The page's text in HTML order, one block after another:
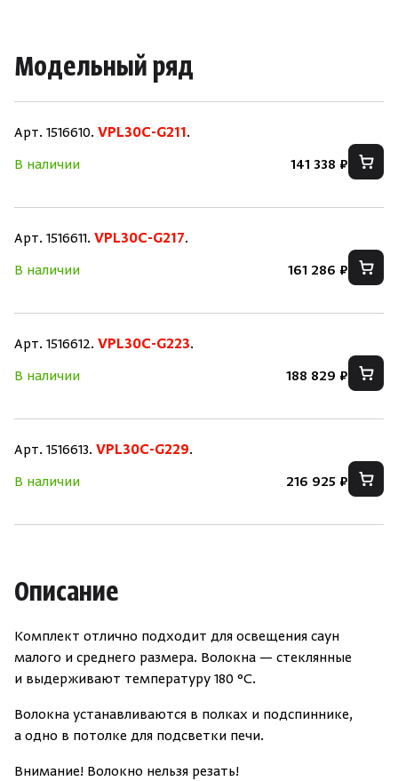
Модельный ряд
Арт. 1516610. VPL30C-G211.
В наличии
141 338 ₽
Арт. 1516611. VPL30C-G217.
В наличии
161 286 ₽
Арт. 1516612. VPL30C-G223.
В наличии
188 829 ₽
Арт. 1516613. VPL30C-G229.
В наличии
216 925 ₽
Описание
Комплект отлично подходит для освещения саун
малого и среднего размера. Волокна — стеклянные
и выдерживают температуру 180 °C.
Волокна устанавливаются в полках и подспиннике,
а одно в потолке для подсветки печи.
Внимание! Волокно нельзя резать!
На главную
Скрыть/
Войти
Нет аккаунта?Зарегистрироваться
Скрыть/
Зарегистрироваться
Уже есть аккаунт?